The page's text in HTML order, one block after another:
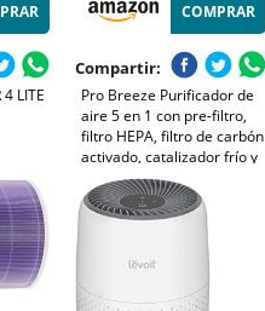
4 LITE
COMPRAR
Compartir:
Pro Breeze Purificador de
aire 5 en 1 con pre-filtro,
filtro HEPA, filtro de carbón
activado, catalizador frío y
generador de iones
negativos. Contra las
alergias y los olores (CADR